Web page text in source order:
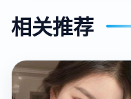
相关推荐